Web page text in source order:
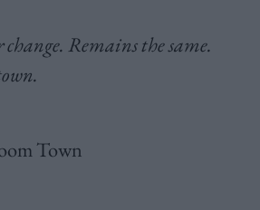
Remains the same.
Town